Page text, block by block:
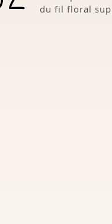
du fil floral